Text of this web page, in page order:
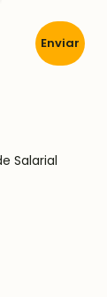
Salarial
Enviar